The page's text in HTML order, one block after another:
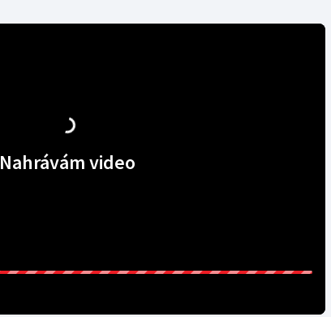
Nahrávám video